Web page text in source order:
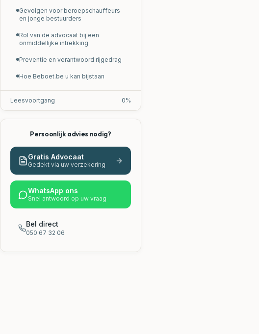
Gevolgen voor beroepschauffeurs
en jonge bestuurders
Rol van de advocaat bij een
onmiddellijke intrekking
Preventie en verantwoord rijgedrag
Hoe Beboet.be u kan bijstaan
Leesvoortgang 0%
Persoonlijk advies nodig?
Gratis Advocaat
Gedekt via uw verzekering
WhatsApp ons
Snel antwoord op uw vraag
Bel direct
050 67 32 06